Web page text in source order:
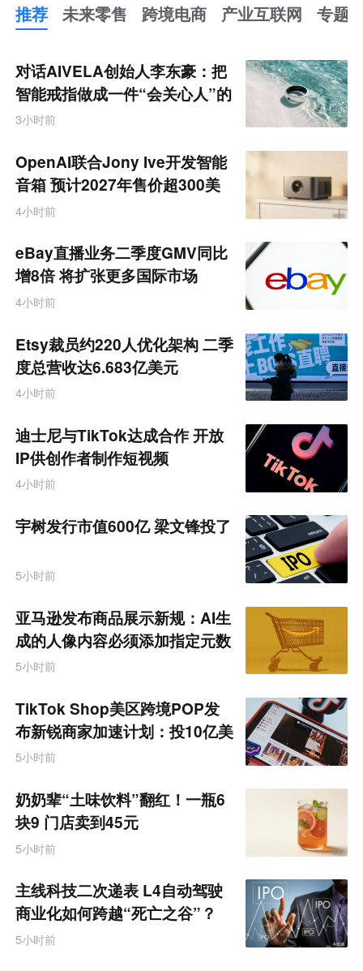
推荐 未来零售 跨境电商 产业互联网 专题
来
零
售
跨
境
产
业
互
联
网
对话AIVELA创始人李东豪：把
智能戒指做成一件“会关心人”的
饰品
3小时前
OpenAI联合Jony Ive开发智能
音箱 预计2027年售价超300美
元
4小时前
eBay直播业务二季度GMV同比
增8倍 将扩张更多国际市场
4小时前
Etsy裁员约220人优化架构 二季
度总营收达6.683亿美元
4小时前
迪士尼与TikTok达成合作 开放
IP供创作者制作短视频
4小时前
宇树发行市值600亿 梁文锋投了
5小时前
亚马逊发布商品展示新规：AI生
成的人像内容必须添加指定元数
据
5小时前
TikTok Shop美区跨境POP发
布新锐商家加速计划：投10亿美
金资源帮扶四类商家
5小时前
奶奶辈“土味饮料”翻红！一瓶6
块9 门店卖到45元
5小时前
主线科技二次递表 L4自动驾驶
商业化如何跨越“死亡之谷”？
5小时前